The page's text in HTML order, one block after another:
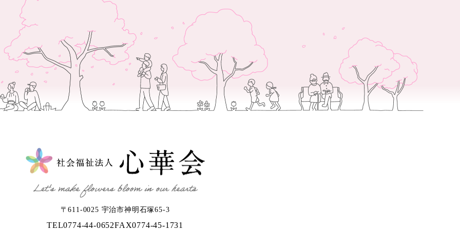
〒611-0025 宇治市神明石塚65-3
TEL0774-44-0652FAX0774-45-1731